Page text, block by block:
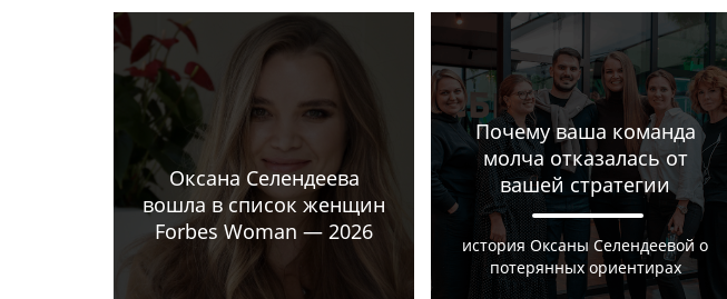
Оксана Селендеева
вошла в список женщин
Forbes Woman — 2026
Почему ваша команда
молча отказалась от
вашей стратегии
история Оксаны Селендеевой о
потерянных ориентирах